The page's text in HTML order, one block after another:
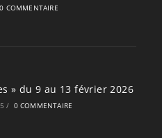
0 COMMENTAIRE
» du 9 au 13 février 2026
/ 0 COMMENTAIRE